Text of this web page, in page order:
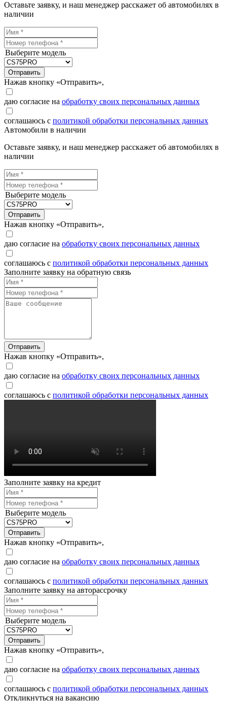
Оставьте заявку, и наш менеджер расскажет об автомобилях в
наличии
Выберите модель
Отправить
Нажав кнопку «Отправить»,
даю согласие на обработку своих персональных данных
соглашаюсь с политикой обработки персональных данных
Автомобили в наличии
Оставьте заявку, и наш менеджер расскажет об автомобилях в
наличии
Выберите модель
Отправить
Нажав кнопку «Отправить»,
даю согласие на обработку своих персональных данных
соглашаюсь с политикой обработки персональных данных
Заполните заявку на обратную связь
Отправить
Нажав кнопку «Отправить»,
даю согласие на обработку своих персональных данных
соглашаюсь с политикой обработки персональных данных
Заполните заявку на кредит
Выберите модель
Отправить
Нажав кнопку «Отправить»,
даю согласие на обработку своих персональных данных
соглашаюсь с политикой обработки персональных данных
Заполните заявку на авторассрочку
Выберите модель
Отправить
Нажав кнопку «Отправить»,
даю согласие на обработку своих персональных данных
соглашаюсь с политикой обработки персональных данных
Откликнуться на вакансию